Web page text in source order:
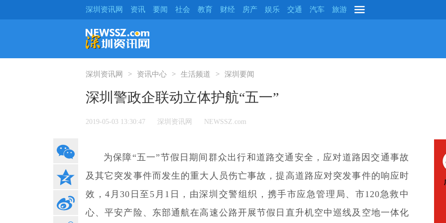
深圳资讯网 资讯 要闻 社会 教育 财经 房产 娱乐 交通 汽车 旅游
深圳资讯网 资讯中心 生活频道 深圳要闻
深圳警政企联动立体护航“五一”
2019-05-03 13:30:47 深圳资讯网 NEWSSZ.com
为保障“五一”节假日期间群众出行和道路交通安全，应对道路因交通事故
及其它突发事件而发生的重大人员伤亡事故，提高道路应对突发事件的响应时
效，4月30日至5月1日，由深圳交警组织，携手市应急管理局、市120急救中
心、平安产险、东部通航在高速公路开展节假日直升机空中巡线及空地一体化